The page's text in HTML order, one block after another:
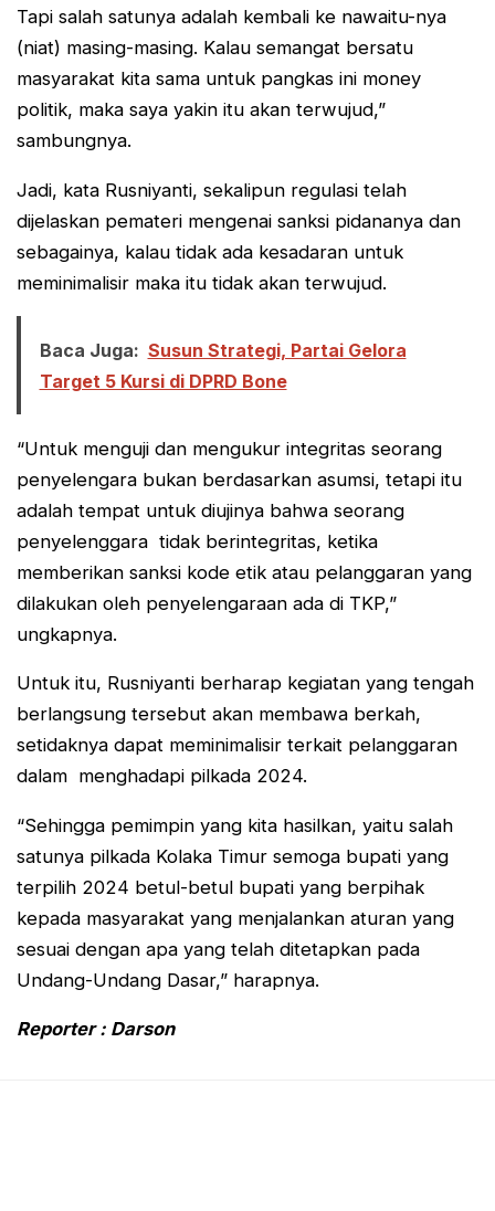
Tapi salah satunya adalah kembali ke nawaitu-nya
(niat) masing-masing. Kalau semangat bersatu
masyarakat kita sama untuk pangkas ini money
politik, maka saya yakin itu akan terwujud,”
sambungnya.
Jadi, kata Rusniyanti, sekalipun regulasi telah
dijelaskan pemateri mengenai sanksi pidananya dan
sebagainya, kalau tidak ada kesadaran untuk
meminimalisir maka itu tidak akan terwujud.
Baca Juga: Susun Strategi, Partai Gelora
Target 5 Kursi di DPRD Bone
“Untuk menguji dan mengukur integritas seorang
penyelengara bukan berdasarkan asumsi, tetapi itu
adalah tempat untuk diujinya bahwa seorang
penyelenggara tidak berintegritas, ketika
memberikan sanksi kode etik atau pelanggaran yang
dilakukan oleh penyelengaraan ada di TKP,”
ungkapnya.
Untuk itu, Rusniyanti berharap kegiatan yang tengah
berlangsung tersebut akan membawa berkah,
setidaknya dapat meminimalisir terkait pelanggaran
dalam menghadapi pilkada 2024.
“Sehingga pemimpin yang kita hasilkan, yaitu salah
satunya pilkada Kolaka Timur semoga bupati yang
terpilih 2024 betul-betul bupati yang berpihak
kepada masyarakat yang menjalankan aturan yang
sesuai dengan apa yang telah ditetapkan pada
Undang-Undang Dasar,” harapnya.
Reporter : Darson